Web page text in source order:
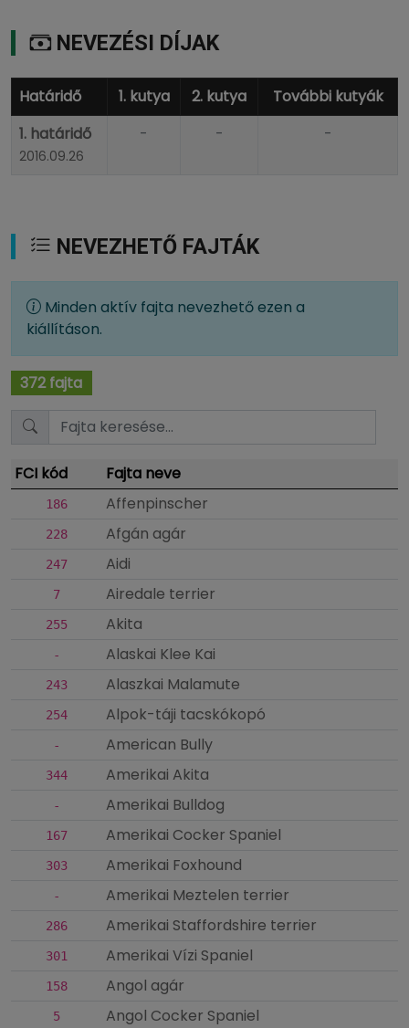
NEVEZÉSI DÍJAK
Határidő 1. kutya 2. kutya
További kutyák
1. határidő
2016.09.26
- - -
NEVEZHETŐ FAJTÁK
Minden aktív fajta nevezhető ezen a
kiállításon.
372 fajta
FCI kód Fajta neve
186 Affenpinscher
228 Afgán agár
247 Aidi
7 Airedale terrier
255 Akita
- Alaskai Klee Kai
243 Alaszkai Malamute
254 Alpok-táji tacskókopó
- American Bully
344 Amerikai Akita
- Amerikai Bulldog
167 Amerikai Cocker Spaniel
303 Amerikai Foxhound
- Amerikai Meztelen terrier
286 Amerikai Staffordshire terrier
301 Amerikai Vízi Spaniel
158 Angol agár
5 Angol Cocker Spaniel